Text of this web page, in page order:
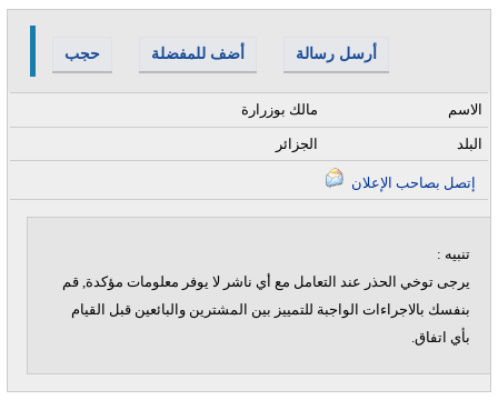
حجب أضف للمفضلة أرسل رسالة
مالك بوزرارة الاسم
الجزائر البلد
تنبيه :
يرجى توخي الحذر عند التعامل مع أي ناشر لا يوفر معلومات مؤكدة, قم
بنفسك بالاجراءات الواجبة للتمييز بين المشترين والبائعين قبل القيام
بأي اتفاق.